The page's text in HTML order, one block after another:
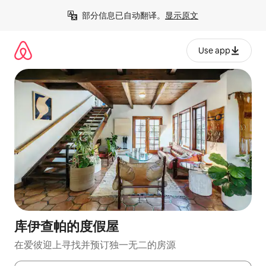
部分信息已自动翻译。 显示原文
Use app
库伊查帕的度假屋
在爱彼迎上寻找并预订独一无二的房源